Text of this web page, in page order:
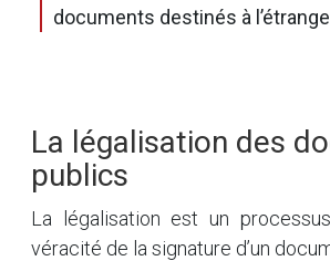
documents destinés à
La légalisation des
publics
La légalisation est un
véracité de la signature d’un